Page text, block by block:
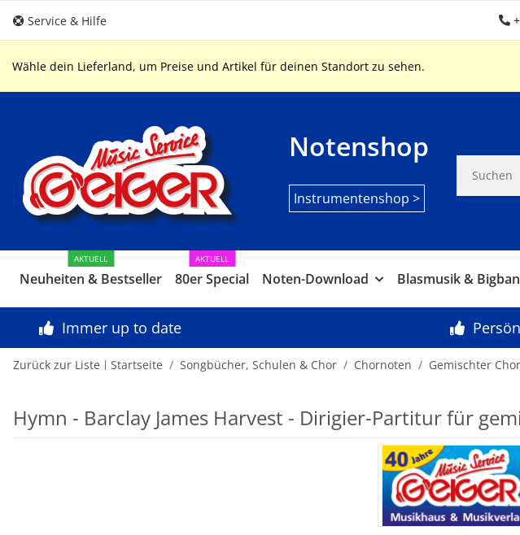
Service & Hilfe
Wähle dein Lieferland, um Preise und Artikel für deinen Standort zu sehen.
Notenshop
Instrumentenshop >
Neuheiten & Bestseller
AKTUELL
80er Special
AKTUELL
Noten-Download Blasmusik &
Immer up to date
Zurück zur Liste Startseite Songbücher, Schulen & Chor Chornoten Gemischter Chor
Hymn - Barclay James Harvest - Dirigier-Partitur für